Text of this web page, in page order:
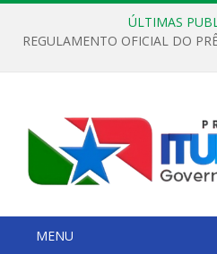
ÚLTIMAS
MENU